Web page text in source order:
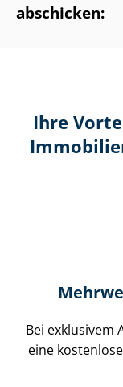
abschicken:
Ihre
Bei exklusivem
eine